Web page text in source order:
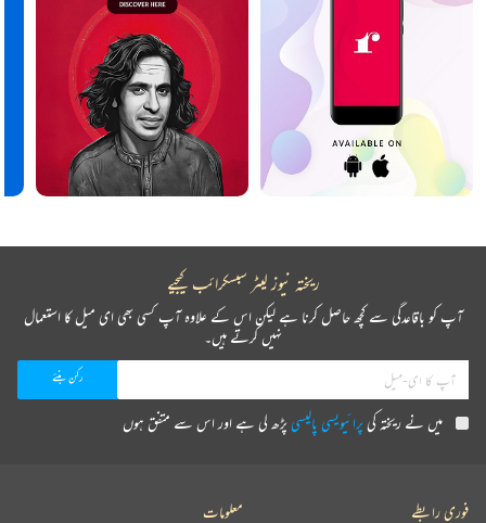
ریختہ نیوز لیٹر سبسکرائب کیجیے
آپ کو باقاعدگی سے کچھ حاصل کرنا ہے لیکن اس کے علاوہ آپ کسی بھی ای میل کا استعمال
نہیں کرتے ہیں۔
میں نے ریختہ کیپرائیویسی پالیسیپڑھ لی ہے اور اس سے متفق ہوں
فوری رابطے معلومات